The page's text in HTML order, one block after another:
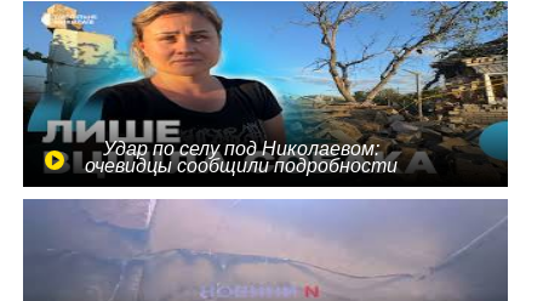
Удар по селу под Николаевом:
очевидцы сообщили подробности